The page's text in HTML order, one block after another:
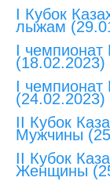
I Кубок
лыжам
I чемпионат
(18.02.2023)
I чемпионат
(24.02.2023)
II Кубок
Мужчины
II Кубок
Женщины